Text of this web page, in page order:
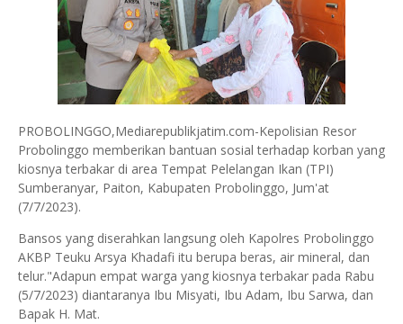
PROBOLINGGO,Mediarepublikjatim.com-Kepolisian Resor
Probolinggo memberikan bantuan sosial terhadap korban yang
kiosnya terbakar di area Tempat Pelelangan Ikan (TPI)
Sumberanyar, Paiton, Kabupaten Probolinggo, Jum'at
(7/7/2023).
Bansos yang diserahkan langsung oleh Kapolres Probolinggo
AKBP Teuku Arsya Khadafi itu berupa beras, air mineral, dan
telur."Adapun empat warga yang kiosnya terbakar pada Rabu
(5/7/2023) diantaranya Ibu Misyati, Ibu Adam, Ibu Sarwa, dan
Bapak H. Mat.